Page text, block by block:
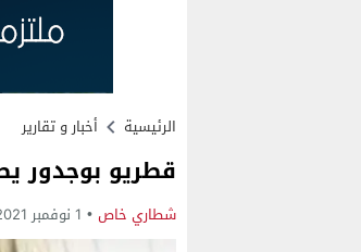
الرئيسية أخبار و تقارير
قطريو بوجدور
شطاري خاص 1 نوفمبر 2021